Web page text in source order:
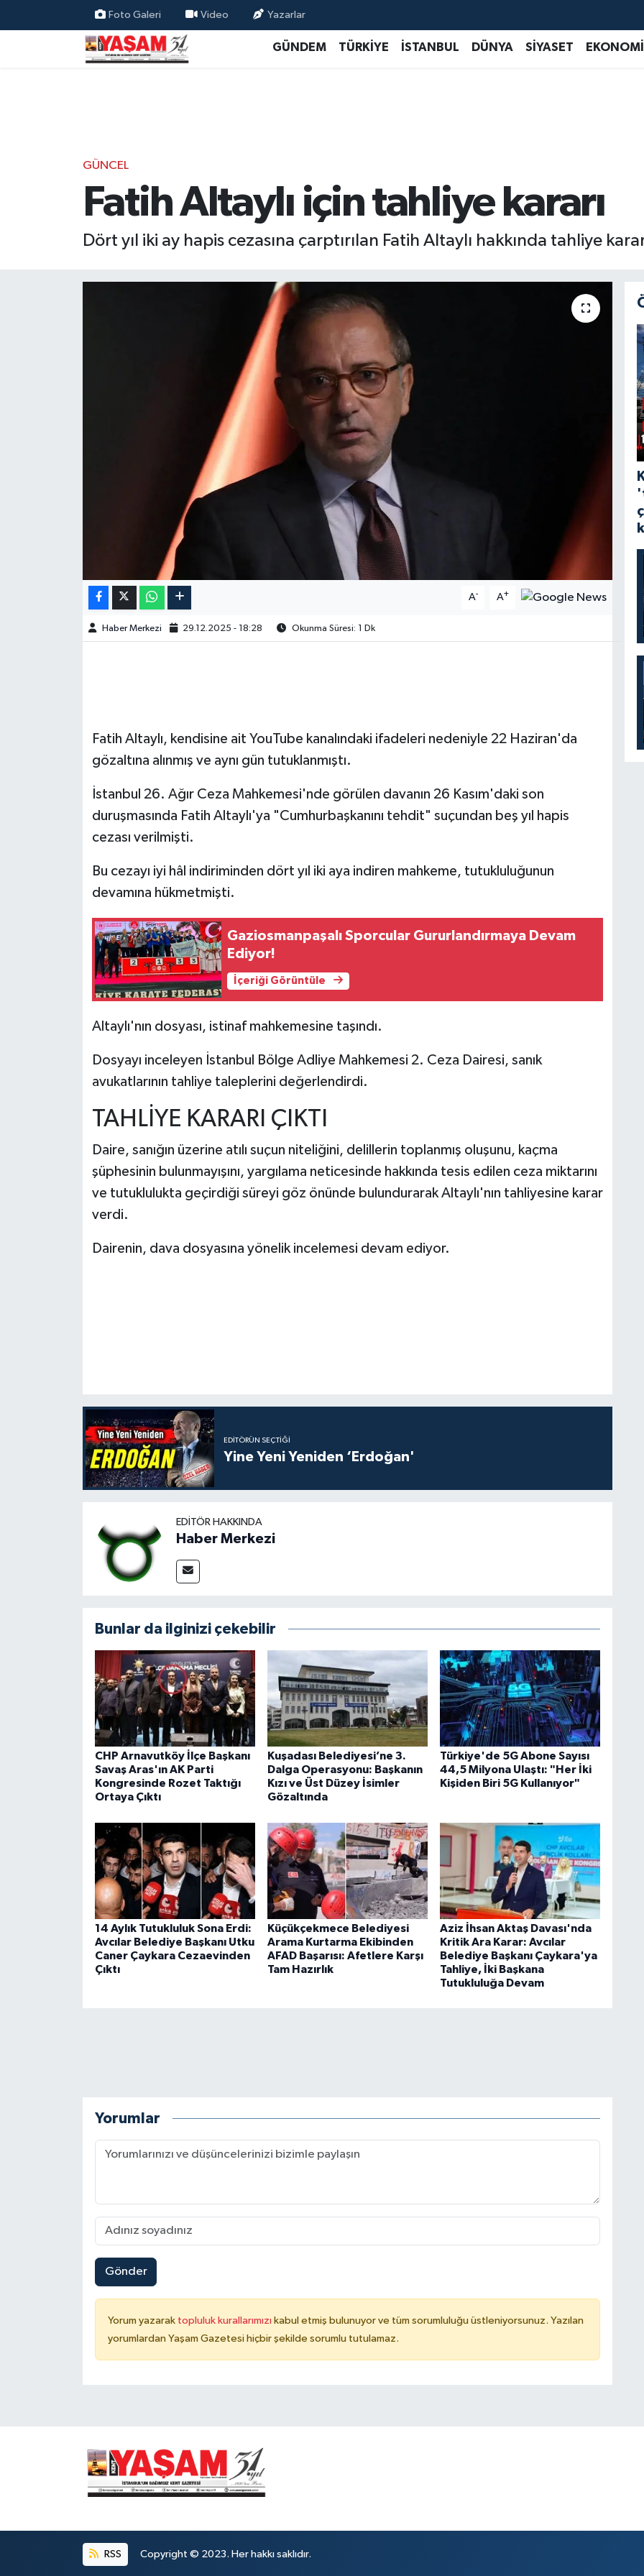
Foto Galeri Video Yazarlar
GÜNDEM TÜRKİYE İSTANBUL DÜNYA SİYASET EKONOMİ
GÜNCEL
Fatih Altaylı için tahliye kararı
Dört yıl iki ay hapis cezasına çarptırılan Fatih Altaylı hakkında tahliye
A- A+
Haber Merkezi 29.12.2025 - 18:28 Okunma Süresi: 1 Dk
Fatih Altaylı, kendisine ait YouTube kanalındaki ifadeleri nedeniyle 22 Haziran'da
gözaltına alınmış ve aynı gün tutuklanmıştı.
İstanbul 26. Ağır Ceza Mahkemesi'nde görülen davanın 26 Kasım'daki son
duruşmasında Fatih Altaylı'ya "Cumhurbaşkanını tehdit" suçundan beş yıl hapis
cezası verilmişti.
Bu cezayı iyi hâl indiriminden dört yıl iki aya indiren mahkeme, tutukluluğunun
devamına hükmetmişti.
Gaziosmanpaşalı Sporcular Gururlandırmaya Devam
Ediyor!
İçeriği Görüntüle
Altaylı'nın dosyası, istinaf mahkemesine taşındı.
Dosyayı inceleyen İstanbul Bölge Adliye Mahkemesi 2. Ceza Dairesi, sanık
avukatlarının tahliye taleplerini değerlendirdi.
TAHLİYE KARARI ÇIKTI
Daire, sanığın üzerine atılı suçun niteliğini, delillerin toplanmış oluşunu, kaçma
şüphesinin bulunmayışını, yargılama neticesinde hakkında tesis edilen ceza miktarını
ve tutuklulukta geçirdiği süreyi göz önünde bulundurarak Altaylı'nın tahliyesine karar
verdi.
Dairenin, dava dosyasına yönelik incelemesi devam ediyor.
EDITÖRÜN SEÇTIĞI
Yine Yeni Yeniden ‘Erdoğan'
EDITÖR HAKKINDA
Haber Merkezi
Bunlar da ilginizi çekebilir
CHP Arnavutköy İlçe Başkanı
Savaş Aras'ın AK Parti
Kongresinde Rozet Taktığı
Ortaya Çıktı
Kuşadası Belediyesi’ne 3.
Dalga Operasyonu: Başkanın
Kızı ve Üst Düzey İsimler
Gözaltında
Türkiye'de 5G Abone Sayısı
44,5 Milyona Ulaştı: "Her İki
Kişiden Biri 5G Kullanıyor"
14 Aylık Tutukluluk Sona Erdi:
Avcılar Belediye Başkanı Utku
Caner Çaykara Cezaevinden
Çıktı
Küçükçekmece Belediyesi
Arama Kurtarma Ekibinden
AFAD Başarısı: Afetlere Karşı
Tam Hazırlık
Aziz İhsan Aktaş Davası'nda
Kritik Ara Karar: Avcılar
Belediye Başkanı Çaykara'ya
Tahliye, İki Başkana
Tutukluluğa Devam
Yorumlar
Gönder
Yorum yazarak topluluk kurallarımızı kabul etmiş bulunuyor ve tüm sorumluluğu üstleniyorsunuz. Yazılan
yorumlardan Yaşam Gazetesi hiçbir şekilde sorumlu tutulamaz.
RSS Copyright © 2023. Her hakkı saklıdır.